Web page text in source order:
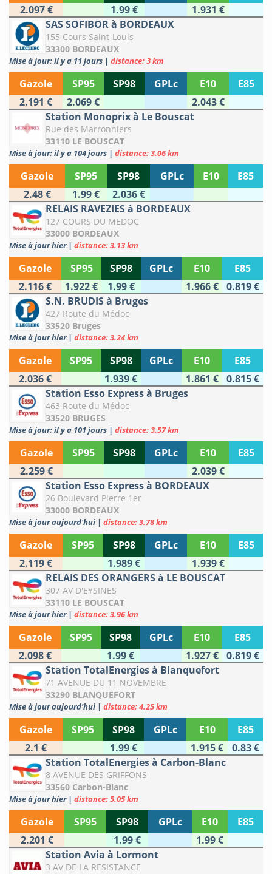
2.097 €
1.99 €
1.931 €
SAS SOFIBOR à BORDEAUX
155 Cours Saint-Louis
33300 BORDEAUX
Mise à jour: il y a 11 jours | distance: 3 km
Gazole SP95 SP98 GPLc E10
E85
2.191 €
2.069 €
2.043 €
Station Monoprix à Le Bouscat
Rue des Marronniers
33110 LE BOUSCAT
Mise à jour: il y a 104 jours | distance: 3.06 km
Gazole SP95 SP98 GPLc E10
E85
2.48 €
1.99 €
2.036 €
RELAIS RAVEZIES à BORDEAUX
127 COURS DU MEDOC
33000 BORDEAUX
Mise à jour hier | distance: 3.13 km
Gazole SP95 SP98 GPLc E10
E85
2.116 €
1.922 € 1.99 € 1.966 €
0.819 €
S.N. BRUDIS à Bruges
427 Route du Médoc
33520 Bruges
Mise à jour hier | distance: 3.24 km
Gazole SP95 SP98 GPLc E10
E85
2.036 €
1.939 € 1.861 €
0.815 €
Station Esso Express à Bruges
463 Route du Médoc
33520 BRUGES
Mise à jour: il y a 101 jours | distance: 3.57 km
Gazole SP95 SP98 GPLc E10
E85
2.259 €
2.039 €
Station Esso Express à BORDEAUX
26 Boulevard Pierre 1er
33000 BORDEAUX
Mise à jour aujourd'hui | distance: 3.78 km
Gazole SP95 SP98 GPLc E10
E85
2.119 €
1.989 €
1.939 €
RELAIS DES ORANGERS à LE BOUSCAT
307 AV D'EYSINES
33110 LE BOUSCAT
Mise à jour hier | distance: 3.96 km
Gazole SP95 SP98 GPLc E10
E85
2.098 €
1.99 € 1.927 €
0.819 €
Station TotalEnergies à Blanquefort
71 AVENUE DU 11 NOVEMBRE
33290 BLANQUEFORT
Mise à jour aujourd'hui | distance: 4.25 km
Gazole SP95 SP98 GPLc E10
E85
2.1 €
1.99 € 1.915 €
0.83 €
Station TotalEnergies à Carbon-Blanc
8 AVENUE DES GRIFFONS
33560 Carbon-Blanc
Mise à jour hier | distance: 5.05 km
Gazole SP95 SP98 GPLc E10
E85
2.201 €
1.99 €
1.99 €
Station Avia à Lormont
3 AV DE LA RESISTANCE